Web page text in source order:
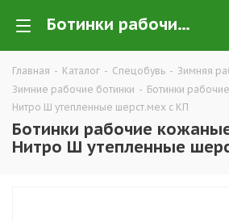
Ботинки рабочие кожаные Флагман-Нитро Ш утепленные шерст.мех с КП купить в Екатеринбурге по низким ценам оптом — интернет-магазин зимней спецобуви компании ТД УРАЛСИЗ
Главная - Каталог - Спецобувь - Зимняя
Зимние рабочие ботинки - Ботинки
Нитро Ш утепленные шерст.мех с КП
Ботинки рабочие
Нитро Ш утепленные